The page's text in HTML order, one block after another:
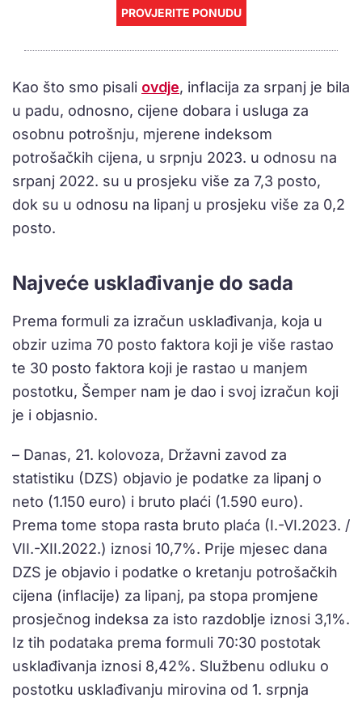
PROVJERITE PONUDU
Kao što smo pisali ovdje, inflacija za srpanj je bila
u padu, odnosno, cijene dobara i usluga za
osobnu potrošnju, mjerene indeksom
potrošačkih cijena, u srpnju 2023. u odnosu na
srpanj 2022. su u prosjeku više za 7,3 posto,
dok su u odnosu na lipanj u prosjeku više za 0,2
posto.
Najveće usklađivanje do sada
Prema formuli za izračun usklađivanja, koja u
obzir uzima 70 posto faktora koji je više rastao
te 30 posto faktora koji je rastao u manjem
postotku, Šemper nam je dao i svoj izračun koji
je i objasnio.
– Danas, 21. kolovoza, Državni zavod za
statistiku (DZS) objavio je podatke za lipanj o
neto (1.150 euro) i bruto plaći (1.590 euro).
Prema tome stopa rasta bruto plaća (I.-VI.2023. /
VII.-XII.2022.) iznosi 10,7%. Prije mjesec dana
DZS je objavio i podatke o kretanju potrošačkih
cijena (inflacije) za lipanj, pa stopa promjene
prosječnog indeksa za isto razdoblje iznosi 3,1%.
Iz tih podataka prema formuli 70:30 postotak
usklađivanja iznosi 8,42%. Službenu odluku o
postotku usklađivanju mirovina od 1. srpnja